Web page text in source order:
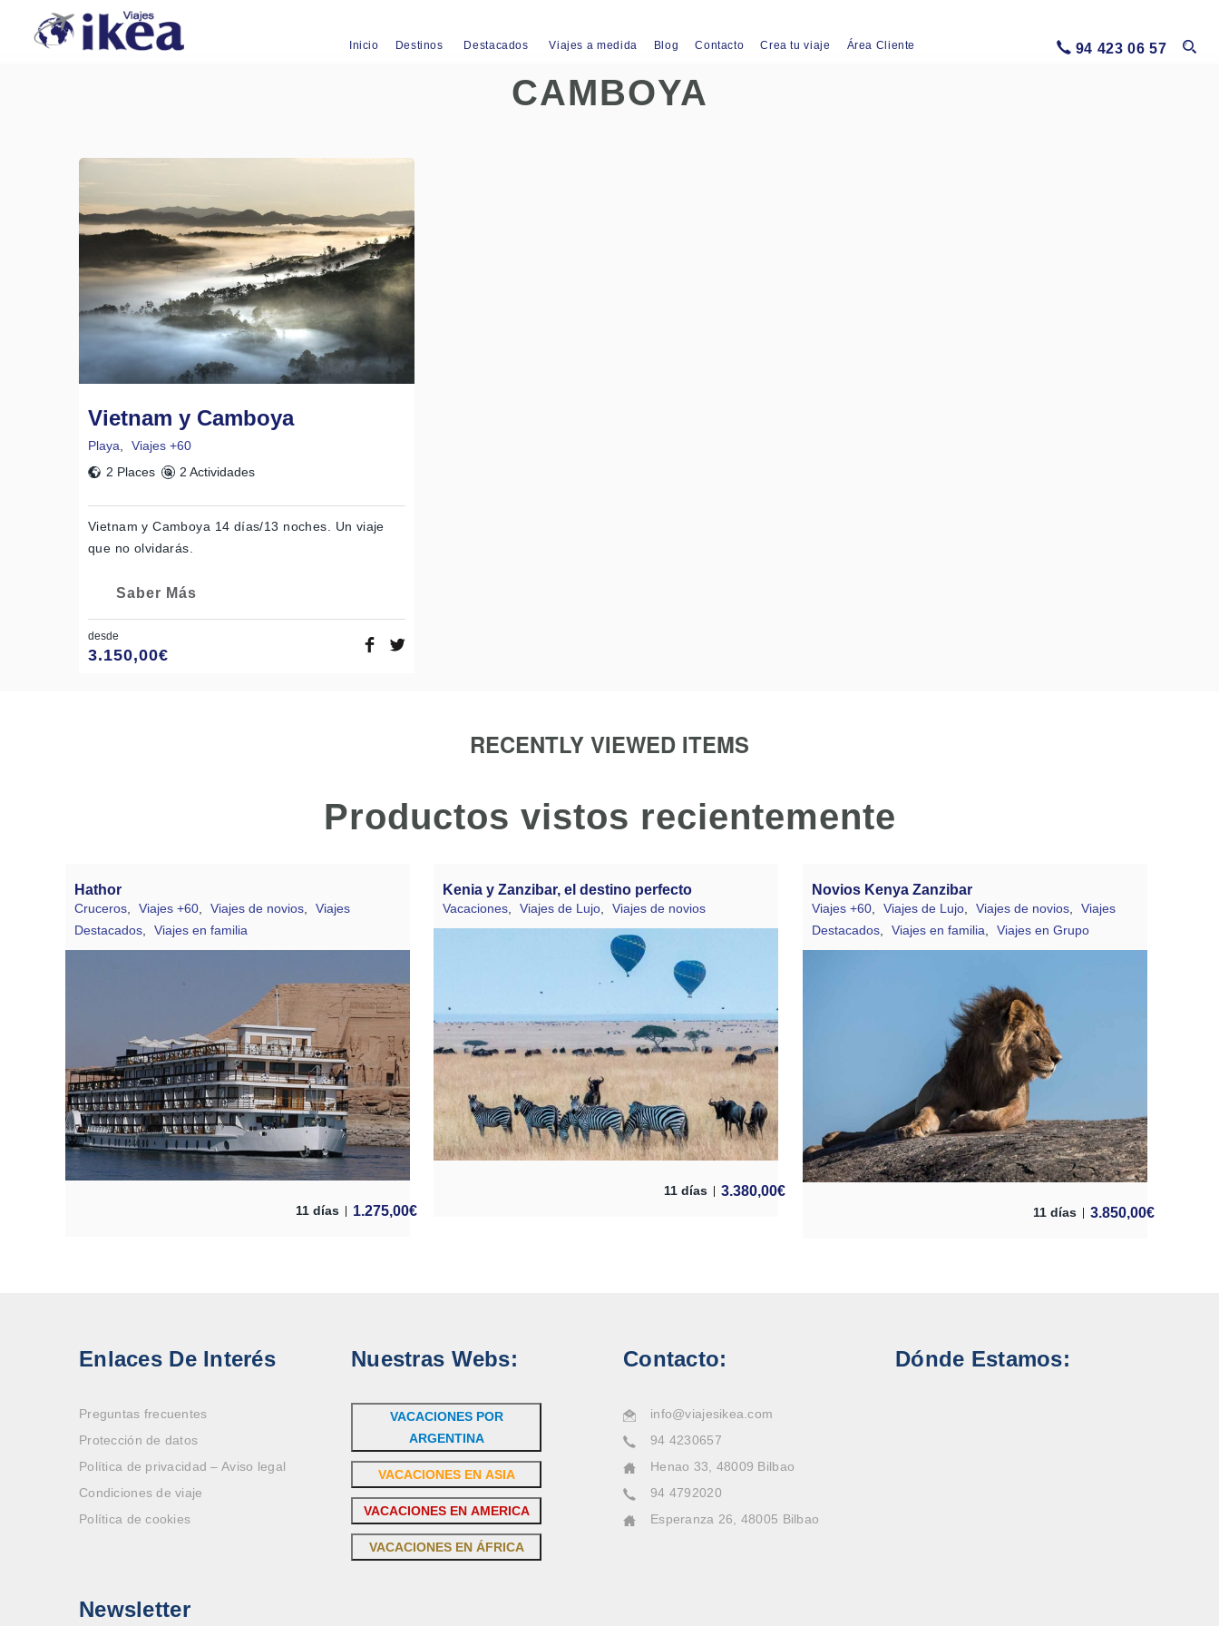
Inicio Destinos Destacados Viajes a medida Blog Contacto Crea tu viaje Área Cliente 94 423 06 57
CAMBOYA
Vietnam y Camboya
Playa
Viajes +60
2 Places
2 Actividades
Vietnam y Camboya 14 días/13 noches. Un viaje
que no olvidarás.
Saber Más
desde
3.150,00€
RECENTLY VIEWED ITEMS
Productos vistos recientemente
Hathor
Cruceros, Viajes +60, Viajes de novios,
Viajes
Destacados, Viajes en familia
11 días 1.275,00€
Kenia y Zanzibar, el destino perfecto
Vacaciones, Viajes de Lujo, Viajes de novios
11 días 3.380,00€
Novios Kenya Zanzibar
Viajes +60, Viajes de Lujo, Viajes de novios,
Viajes
Destacados, Viajes en familia, Viajes en Grupo
11 días 3.850,00€
Enlaces De Interés
Preguntas frecuentes
Protección de datos
Política de privacidad – Aviso legal
Condiciones de viaje
Política de cookies
Nuestras Webs:
VACACIONES POR
ARGENTINA
VACACIONES EN ASIA
VACACIONES EN AMERICA
VACACIONES EN ÁFRICA
Contacto:
info@viajesikea.com
94 4230657
Henao 33, 48009 Bilbao
94 4792020
Esperanza 26, 48005 Bilbao
Dónde Estamos:
Newsletter